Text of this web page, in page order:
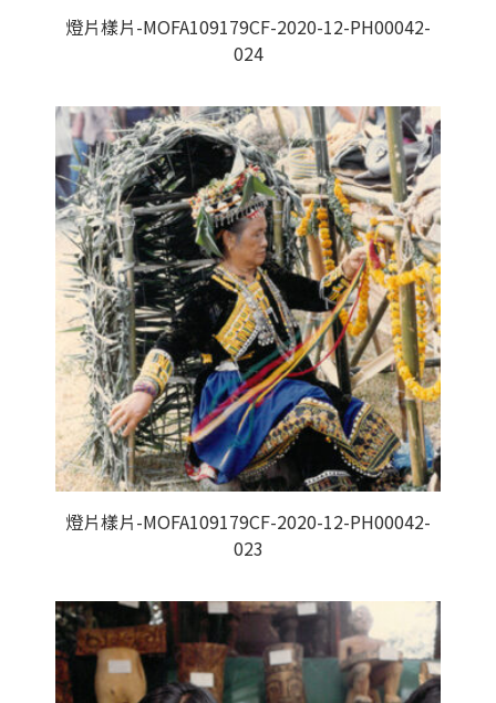
燈片樣片-MOFA109179CF-2020-12-PH00042-
024
燈片樣片-MOFA109179CF-2020-12-PH00042-
023